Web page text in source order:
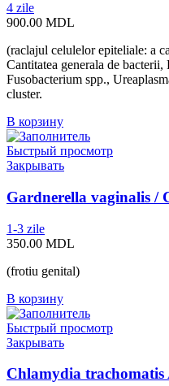
4 zile
900.00 MDL
(raclajul celulelor epiteliale: a
Cantitatea generala de
Fusobacterium spp.,
cluster.
В корзину
Быстрый просмотр
Закрывать
Gardnerella vaginalis /
1-3 zile
350.00 MDL
(frotiu genital)
В корзину
Быстрый просмотр
Закрывать
Chlamydia trachomatis